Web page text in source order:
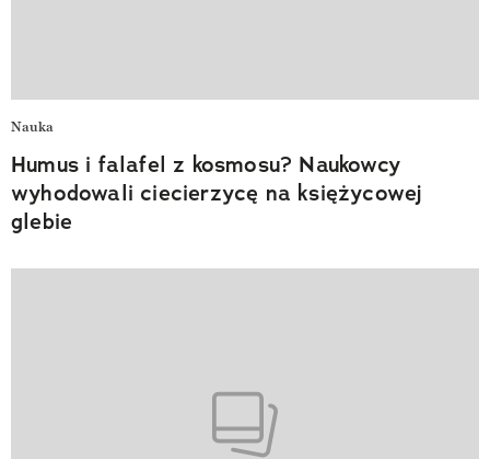
Nauka
Humus i falafel z kosmosu? Naukowcy
wyhodowali ciecierzycę na księżycowej
glebie